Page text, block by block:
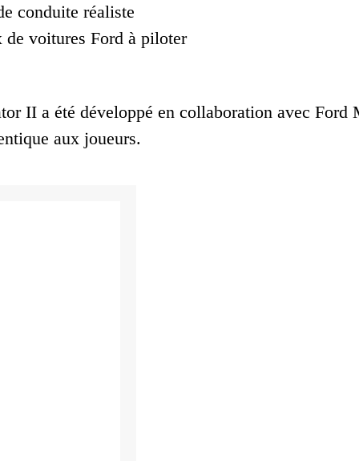
conduite réaliste
de voitures Ford à piloter
II a été développé en collaboration avec
aux joueurs.